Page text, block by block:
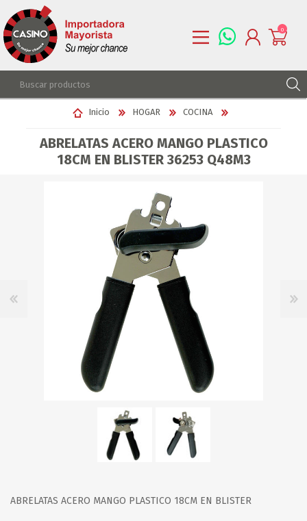
REGISTRARSE
LISTA DE DESEOS
0
Inicio HOGAR COCINA
ABRELATAS ACERO MANGO PLASTICO
18CM EN BLISTER 36253 Q48M3
ABRELATAS ACERO MANGO PLASTICO 18CM EN BLISTER